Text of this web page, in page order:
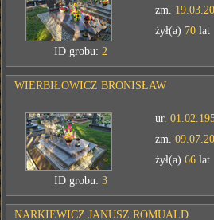
zm.
żył(a) 70 lat
ID grobu:2
WIERBIŁOWICZ BRONISŁAW
ur.
zm.
żył(a)66 lat
ID grobu:3
NARKIEWICZ JANUSZ ROMUALD